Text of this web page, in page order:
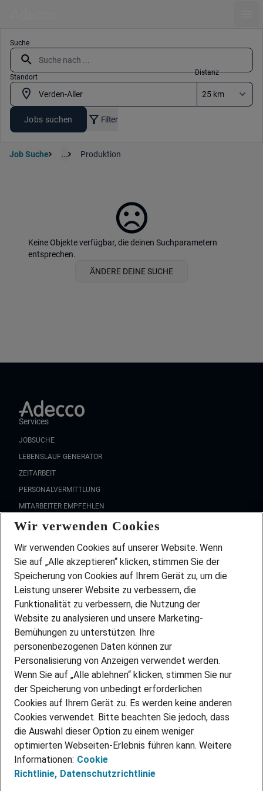
Suche
Standort
Distanz
Jobs suchen Filter
Job Suche ... Produktion
Keine Objekte verfügbar, die deinen Suchparametern
entsprechen.
ÄNDERE DEINE SUCHE
Services
JOBSUCHE
LEBENSLAUF GENERATOR
ZEITARBEIT
PERSONALVERMITTLUNG
MITARBEITER EMPFEHLEN
FAQ
Wir stellen ein!
DEINE BERUFSGRUPPE
DEINE LEBENSSITUATION
PARTNERSHIP WITH AIRBUS
INITIATIV BEWERBEN
ÜBER UNS
STANDORTE
BLOG
PRESSE
KONTAKT
@Adecco 2026
IMPRESSUM
DATENSCHUTZ
Wir verwenden Cookies
Wir verwenden Cookies auf unserer Website. Wenn
Sie auf „Alle akzeptieren“ klicken, stimmen Sie der
Speicherung von Cookies auf Ihrem Gerät zu, um die
Leistung unserer Website zu verbessern, die
Funktionalität zu verbessern, die Nutzung der
Website zu analysieren und unsere Marketing-
Bemühungen zu unterstützen. Ihre
personenbezogenen Daten können zur
Personalisierung von Anzeigen verwendet werden.
Wenn Sie auf „Alle ablehnen“ klicken, stimmen Sie nur
der Speicherung von unbedingt erforderlichen
Cookies auf Ihrem Gerät zu. Es werden keine anderen
Cookies verwendet. Bitte beachten Sie jedoch, dass
die Auswahl dieser Option zu einem weniger
optimierten Webseiten-Erlebnis führen kann. Weitere
Informationen: Cookie
Richtlinie, Datenschutzrichtlinie